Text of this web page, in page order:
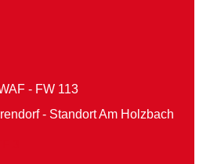
- FW 113
- Standort Am Holzbach